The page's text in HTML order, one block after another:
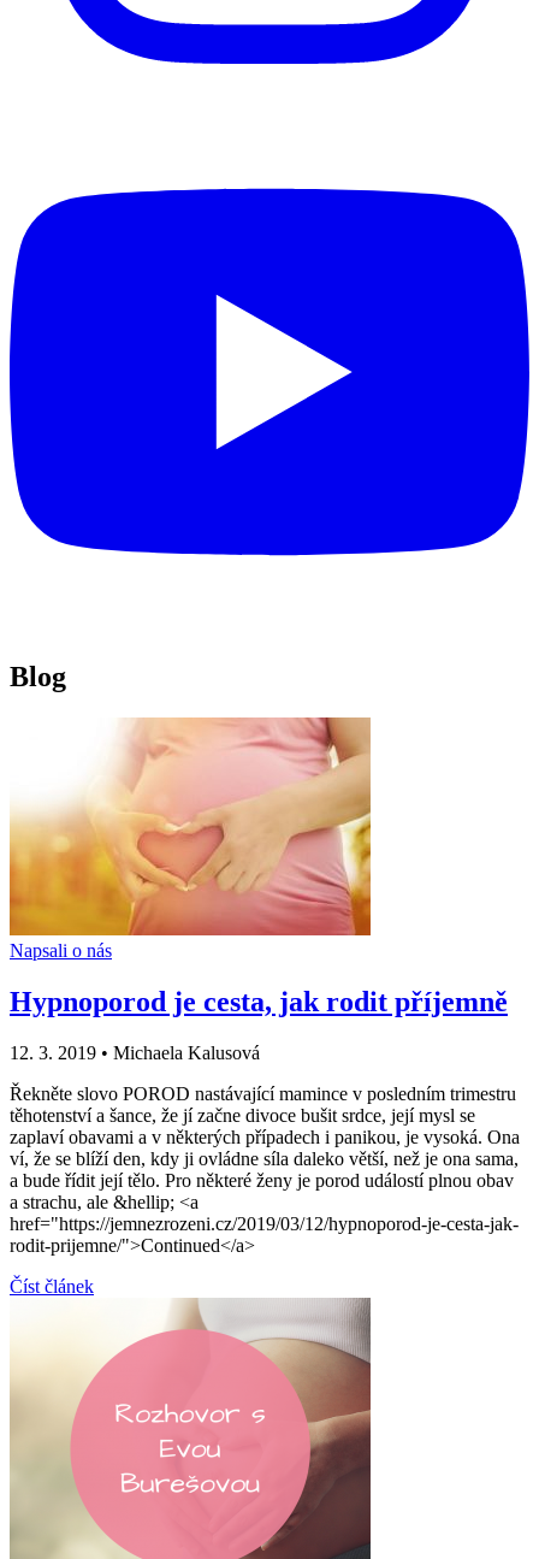
Blog
Napsali o nás
Hypnoporod je cesta, jak rodit příjemně
12. 3. 2019 • Michaela Kalusová
Řekněte slovo POROD nastávající mamince v posledním trimestru
těhotenství a šance, že jí začne divoce bušit srdce, její mysl se
zaplaví obavami a v některých případech i panikou, je vysoká. Ona
ví, že se blíží den, kdy ji ovládne síla daleko větší, než je ona sama,
a bude řídit její tělo. Pro některé ženy je porod událostí plnou obav
a strachu, ale &hellip; <a
href="https://jemnezrozeni.cz/2019/03/12/hypnoporod-je-cesta-jak-
rodit-prijemne/">Continued</a>
Číst článek